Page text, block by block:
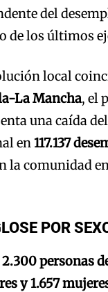
del
de los últimos
local
La Mancha, el
una caída del
en117.137
la comunidad
POR
2.300 personas
y 1.657